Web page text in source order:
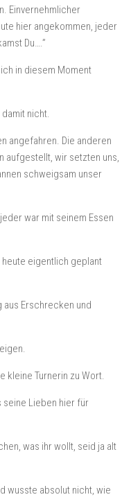
Einvernehmlicher
hier angekommen, jeder
Du….”
in diesem Moment
nicht.
angefahren. Die anderen
aufgestellt, wir setzten uns,
schweigsam unser
war mit seinem Essen
heute eigentlich geplant
aus Erschrecken und
kleine Turnerin zu Wort.
seine Lieben hier für
was ihr wollt, seid ja alt
wusste absolut nicht, wie